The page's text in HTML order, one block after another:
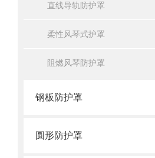
直线导轨防护罩
柔性风琴式护罩
阻燃风琴防护罩
钢板防护罩
圆形防护罩